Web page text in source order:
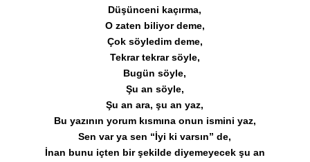
Düşünceni kaçırma,
O zaten biliyor deme,
Çok söyledim deme,
Tekrar tekrar söyle,
Bugün söyle,
Şu an söyle,
Şu an ara, şu an yaz,
Bu yazının yorum kısmına onun ismini yaz,
Sen var ya sen “İyi ki varsın” de,
İnan bunu içten bir şekilde diyemeyecek şu an